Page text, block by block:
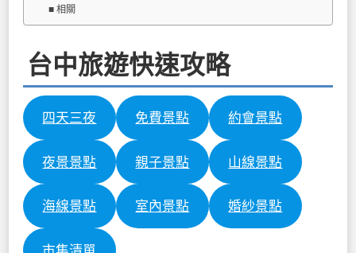
相關
台中旅遊快速攻略
四天三夜 免費景點 約會景點
夜景景點 親子景點 山線景點
海線景點 室內景點 婚紗景點